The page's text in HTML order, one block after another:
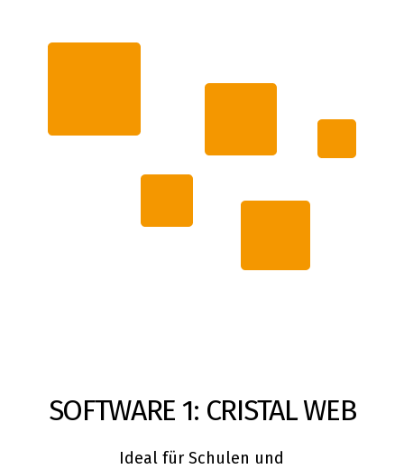
SOFTWARE 1: CRISTAL WEB
Ideal für Schulen und